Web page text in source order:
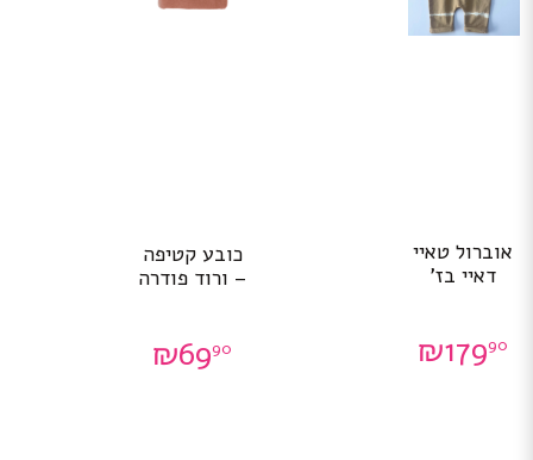
למוצר
זה
ניתן
לבחור
אוברול טאיי
דאיי בז’
₪17990
כובע קטיפה
– ורוד פודרה
₪6990